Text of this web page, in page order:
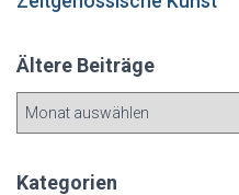
Ältere Beiträge
e
Kategorien